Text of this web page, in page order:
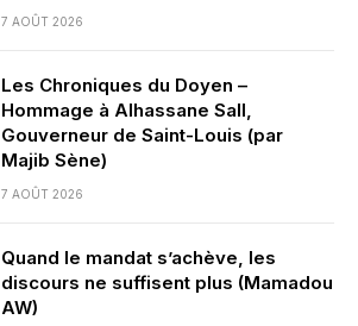
7 AOÛT 2026
Les Chroniques du Doyen –
Hommage à Alhassane Sall,
Gouverneur de Saint-Louis (par
Majib Sène)
7 AOÛT 2026
Quand le mandat s’achève, les
discours ne suffisent plus (Mamadou
AW)